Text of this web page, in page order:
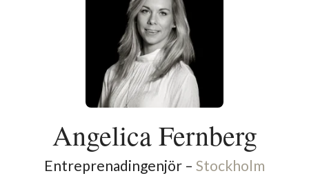
Angelica Fernberg
Entreprenadingenjör – Stockholm